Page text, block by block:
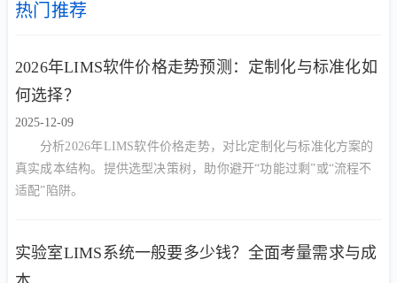
热门推荐
2026年LIMS软件价格走势预测：定制化与标准化如
何选择？
2025-12-09
分析2026年LIMS软件价格走势，对比定制化与标准化方案的
真实成本结构。提供选型决策树，助你避开“功能过剩”或“流程不
适配”陷阱。
实验室LIMS系统一般要多少钱？全面考量需求与成